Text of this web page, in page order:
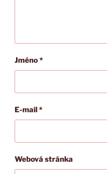
Jméno*
E-mail*
Webová stránka